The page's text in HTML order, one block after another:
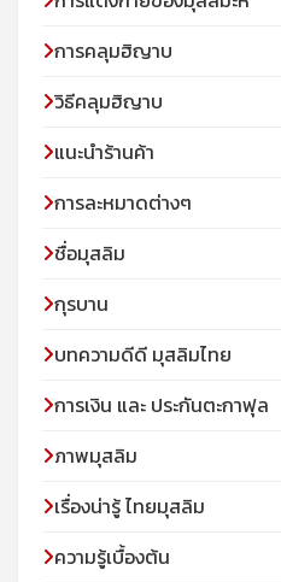
การคลุมฮิญาบ
วิธีคลุมฮิญาบ
แนะนำร้านค้า
การละหมาดต่างๆ
ชื่อมุสลิม
กุรบาน
บทความดีดี มุสลิมไทย
การเงิน และ ประกันตะกาฟุล
ภาพมุสลิม
เรื่องน่ารู้ ไทยมุสลิม
ความรู้เบื้องต้น